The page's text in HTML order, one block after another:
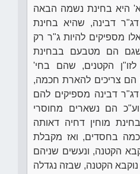
היא בחינת נשמה הבאה
דבינה, שהיא בחינת
מספיקים להיות ג"ר רק
שגם הם מטבעם בבחינת
הקטנים, שהם בחי'
הם צריכים להארת חכמה,
דבינה מספיקים להם
הם נשארים מחוסרי
מוחין דחיה דאותה
בחסדים, ואז מקבלת
הקטנה, ונעשים שניהם
הקטנה, שבזה נגדלה